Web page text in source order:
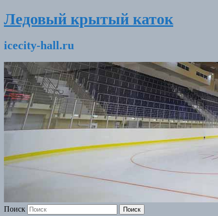
Ледовый крытый каток
icecity-hall.ru
Поиск